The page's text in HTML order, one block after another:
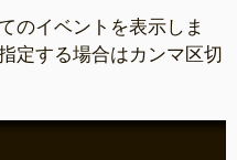
のイベントを表示しま
定する場合はカンマ区切